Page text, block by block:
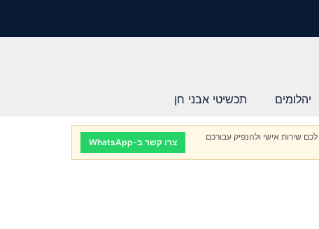
יהלומים תכשיטי אבני חן
שירות אישי ולהנפיק עבורכם
צרו קשר ב-WhatsApp